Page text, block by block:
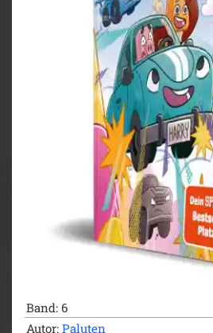
Band: 6
Autor: Paluten